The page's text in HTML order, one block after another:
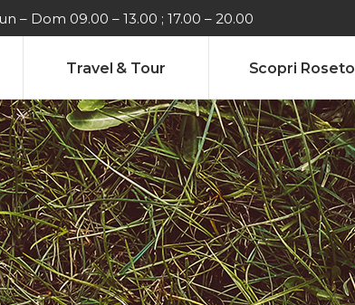
– Dom 09.00 – 13.00 ; 17.00 – 20.00
Travel & Tour Scopri Roseto